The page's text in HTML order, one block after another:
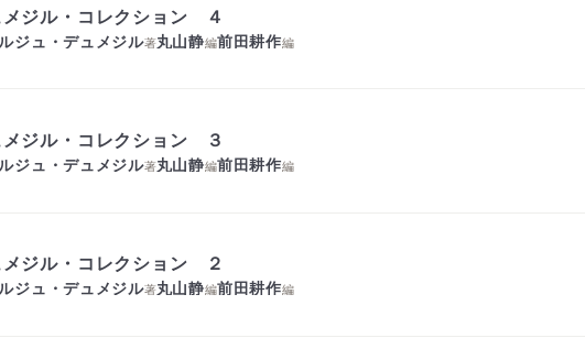
ジル・コレクション ４
ジュ・デュメジル著丸山静編前田耕作編
ジル・コレクション ３
ジュ・デュメジル著丸山静編前田耕作編
ジル・コレクション ２
ジュ・デュメジル著丸山静編前田耕作編